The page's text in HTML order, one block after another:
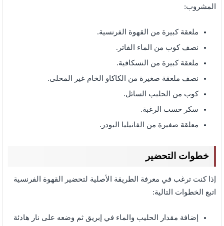
المشروب:
ملعقة كبيرة من القهوة الفرنسية.
نصف كوب من الماء الفاتر.
ملعقة كبيرة من النسكافية.
نصف ملعقة صغيرة من الكاكاو الخام غير المحلى.
كوب من الحليب السائل.
سكر حسب الرغبة.
معلقة صغيرة من الفانيليا البودر.
خطوات التحضير
إذا كنت ترغب في معرفة الطريقة الأصلية لتحضير القهوة الفرنسية
اتبع الخطوات التالية:
إضافة مقدار الحليب والماء في إبريق ثم وضعه على نار هادئة